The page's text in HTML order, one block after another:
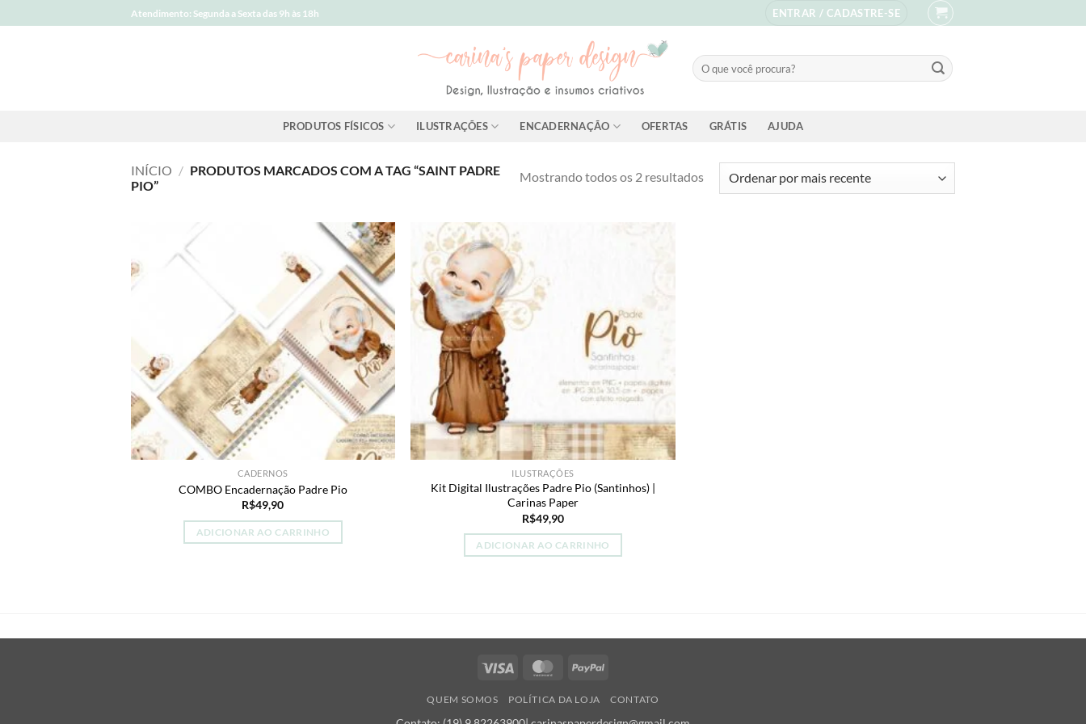
to
Atendimento: Segunda a Sexta das 9h às 18h ENTRAR / CADASTRE-SE
Pesquisar
por:
PRODUTOS FÍSICOS ILUSTRAÇÕES ENCADERNAÇÃO OFERTAS GRÁTIS AJUDA
INÍCIO / PRODUTOS MARCADOS COM A TAG “SAINT PADRE
PIO”
Mostrando todos os 2 resultadosClassificado
por
Add to
wishlist
CADERNOS
COMBO Encadernação Padre Pio
R$49,90
ADICIONAR AO CARRINHO
ILUSTRAÇÕES
Kit Digital Ilustrações Padre Pio (Santinhos) |
Carinas Paper
R$49,90
ADICIONAR AO CARRINHO
Visa MasterCardPayPal
QUEM SOMOS POLÍTICA DA LOJA CONTATO